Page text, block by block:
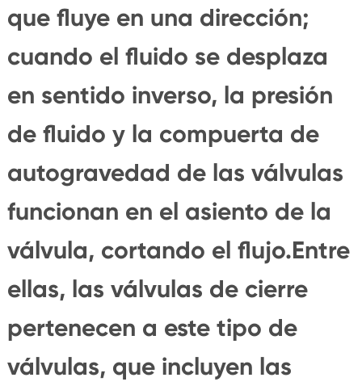
que fluye en una dirección;
cuando el fluido se desplaza
en sentido inverso, la presión
de fluido y la compuerta de
autogravedad de las válvulas
funcionan en el asiento de la
válvula, cortando el flujo.Entre
ellas, las válvulas de cierre
pertenecen a este tipo de
válvulas, que incluyen las